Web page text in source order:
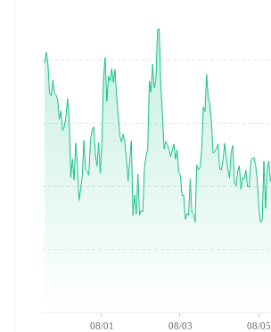
08/01 08/03 08/05